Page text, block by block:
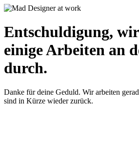
Entschuldigung,
einige Arbeiten an
durch.
Danke für deine Geduld. Wir arbeiten
sind in Kürze wieder zurück.